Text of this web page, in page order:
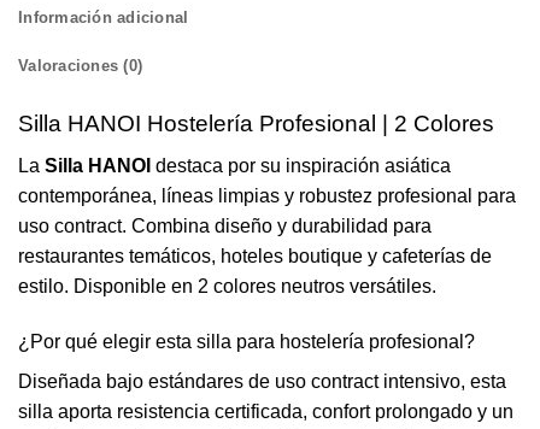
Información adicional
Valoraciones (0)
Silla HANOI Hostelería Profesional | 2 Colores
La Silla HANOI destaca por su inspiración asiática
contemporánea, líneas limpias y robustez profesional para
uso contract. Combina diseño y durabilidad para
restaurantes temáticos, hoteles boutique y cafeterías de
estilo. Disponible en 2 colores neutros versátiles.
¿Por qué elegir esta silla para hostelería profesional?
Diseñada bajo estándares de uso contract intensivo, esta
silla aporta resistencia certificada, confort prolongado y un